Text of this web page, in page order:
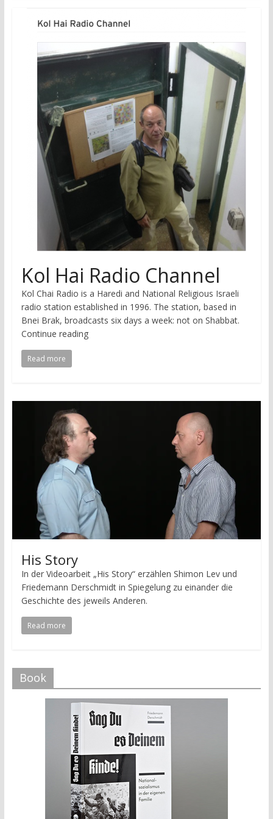
Kol Hai Radio Channel
Kol Chai Radio is a Haredi and National Religious Israeli
radio station established in 1996. The station, based in
Bnei Brak, broadcasts six days a week: not on Shabbat.
Continue reading
Read more
His Story
In der Videoarbeit „His Story“ erzählen Shimon Lev und
Friedemann Derschmidt in Spiegelung zu einander die
Geschichte des jeweils Anderen.
Read more
Book